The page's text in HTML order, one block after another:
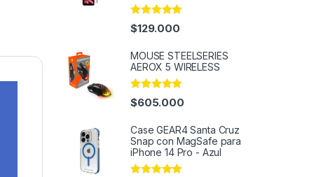
Rated 4.95
out of 5
$129.000
MOUSE STEELSERIES
AEROX 5 WIRELESS
Rated5.00
out of 5
$605.000
Case GEAR4 Santa Cruz
Snap con MagSafe para
iPhone 14 Pro - Azul